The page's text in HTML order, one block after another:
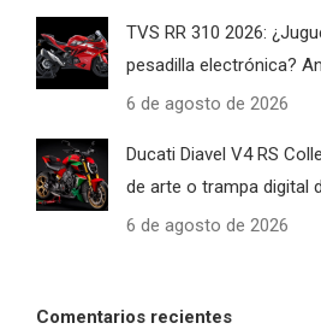
TVS RR 310 2026:
pesadilla electrónica?
6 de agosto de 2026
Ducati Diavel V4 RS
de arte o trampa digital
6 de agosto de 2026
Comentarios recientes